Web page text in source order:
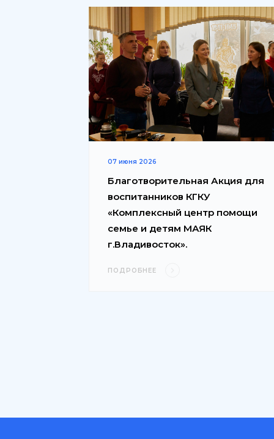
07 июня 2026
Благотворительная Акция для
воспитанников КГКУ
«Комплексный центр помощи
семье и детям МАЯК
г.Владивосток».
ПОДРОБНЕЕ